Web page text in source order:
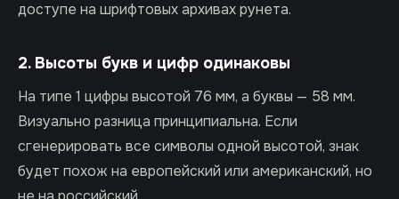
доступе на шрифтовых архивах рунета.
2. Высоты букв и цифр одинаковы
На типе 1 цифры высотой 76 мм, а буквы — 58 мм.
Визуально разница принципиальна. Если
сгенерировать все символы одной высотой, знак
будет похож на европейский или американский, но